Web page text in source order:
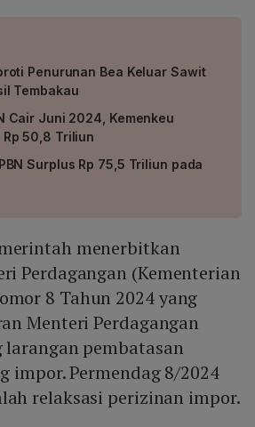
Penurunan Bea Keluar Sawit
Tembakau
Cair Juni 2024, Kemenkeu
50,8 Triliun
Surplus Rp 75,5 Triliun pada
menerbitkan
Perdagangan (Kementerian
8 Tahun 2024 yang
Menteri Perdagangan
larangan pembatasan
impor. Permendag 8/2024
relaksasi perizinan impor.